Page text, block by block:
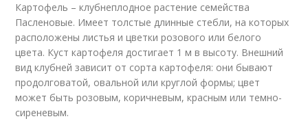
Картофель – клубнеплодное растение семейства
Пасленовые. Имеет толстые длинные стебли, на которых
расположены листья и цветки розового или белого
цвета. Куст картофеля достигает 1 м в высоту. Внешний
вид клубней зависит от сорта картофеля: они бывают
продолговатой, овальной или круглой формы; цвет
может быть розовым, коричневым, красным или темно-
сиреневым.